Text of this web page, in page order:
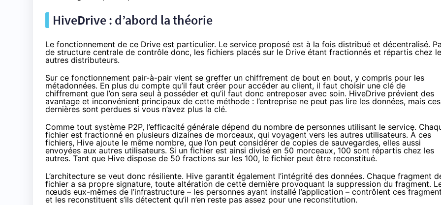
HiveDrive : d’abord la théorie
Le fonctionnement de ce Drive est particulier. Le service proposé est à la fois distribué et décentralisé.
de structure centrale de contrôle donc, les fichiers placés sur le Drive étant fractionnés et répartis chez
autres distributeurs.
Sur ce fonctionnement pair-à-pair vient se greffer un chiffrement de bout en bout, y compris pour les
métadonnées. En plus du compte qu’il faut créer pour accéder au client, il faut choisir une clé de
chiffrement que l’on sera seul à posséder et qu’il faut donc entreposer avec soin. HiveDrive prévient des
avantage et inconvénient principaux de cette méthode : l’entreprise ne peut pas lire les données, mais ces
dernières sont perdues si vous n’avez plus la clé.
Comme tout système P2P, l’efficacité générale dépend du nombre de personnes utilisant le service.
fichier est fractionné en plusieurs dizaines de morceaux, qui voyagent vers les autres utilisateurs. À ces
fichiers, Hive ajoute le même nombre, que l’on peut considérer de copies de sauvegardes, elles aussi
envoyées aux autres utilisateurs. Si un fichier est ainsi divisé en 50 morceaux, 100 sont répartis chez les
autres. Tant que Hive dispose de 50 fractions sur les 100, le fichier peut être reconstitué.
L’architecture se veut donc résiliente. Hive garantit également l’intégrité des données. Chaque fragment
fichier a sa propre signature, toute altération de cette dernière provoquant la suppression du fragment.
nœuds eux-mêmes de l’infrastructure – les personnes ayant installé l’application – contrôlent ces
et les reconstituent s’ils détectent qu’il n’en reste pas assez pour une reconstitution.